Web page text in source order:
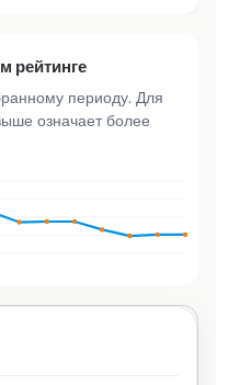
рейтинге
периоду. Для
означает более